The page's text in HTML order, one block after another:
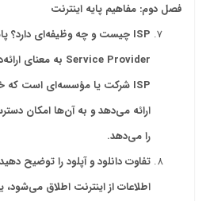
فصل دوم: مفاهیم پایه اینترنت
ISP چیست و چه وظیفه‌ای دارد؟
Service Provider به معنای
ISP شرکت یا مؤسسه‌ای است که
ارائه می‌دهد و به آن‌ها امکان
را می‌دهد.
تفاوت دانلود و آپلود را توضیح دهید
اطلاعات از اینترنت اطلاق می‌شود،